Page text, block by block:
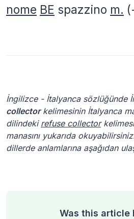
nome BE spazzino m.
İngilizce - İtalyanca sözlüğünde
collectorkelimesinin İtalyanca
dilindeki refuse collector
manasını yukarıda
dillerde anlamlarına aşağıdan
Was this article